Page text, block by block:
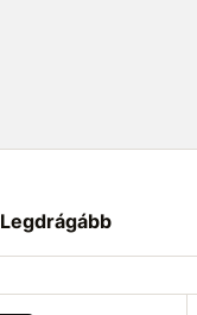
Legdrágább